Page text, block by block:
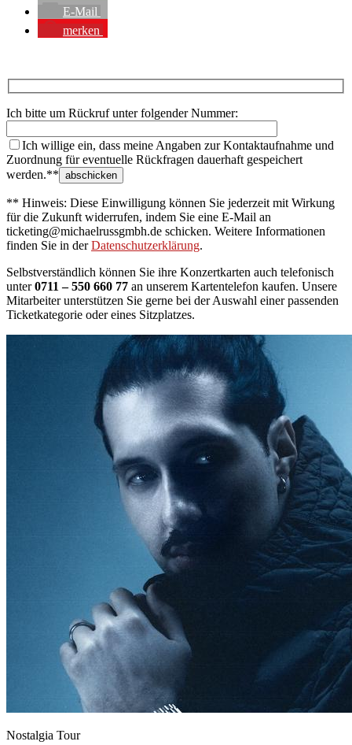
E-Mail
merken
Ich bitte um Rückruf unter folgender Nummer:
Ich willige ein, dass meine Angaben zur Kontaktaufnahme und
Zuordnung für eventuelle Rückfragen dauerhaft gespeichert
werden.**
** Hinweis: Diese Einwilligung können Sie jederzeit mit Wirkung
für die Zukunft widerrufen, indem Sie eine E-Mail an
ticketing@michaelrussgmbh.de schicken. Weitere Informationen
finden Sie in derDatenschutzerklärung.
Selbstverständlich können Sie ihre Konzertkarten auch telefonisch
unter0711 – 550 660 77 an unserem Kartentelefon kaufen. Unsere
Mitarbeiter unterstützen Sie gerne bei der Auswahl einer passenden
Ticketkategorie oder eines Sitzplatzes.
Nostalgia Tour